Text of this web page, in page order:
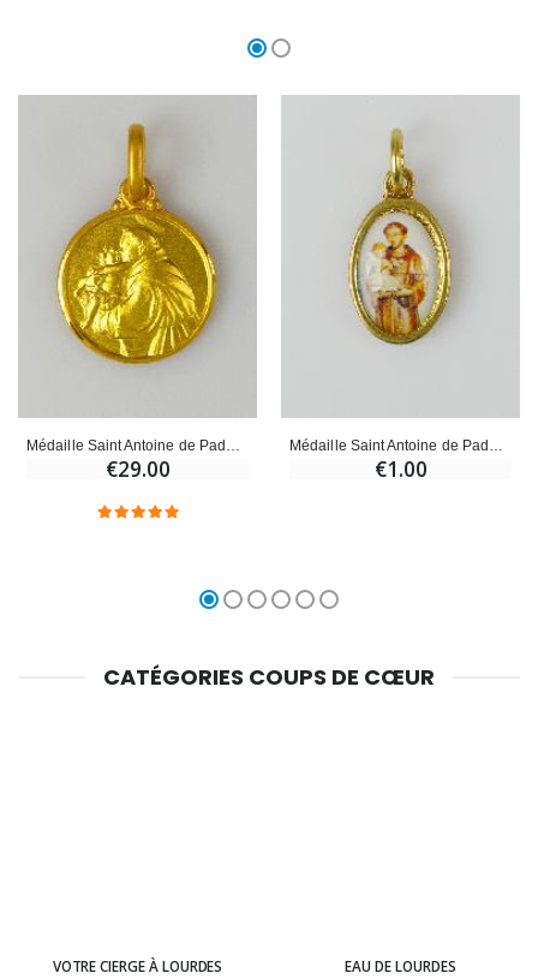
€29.00 €1.00
CATÉGORIES COUPS DE CŒUR
VOTRE CIERGE À LOURDES EAU DE LOURDES